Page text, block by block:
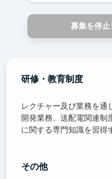
募集を停
研修・教育制度
レクチャー及び業務を通
開発業務、送配電関連制
に関する専門知識を習得
その他